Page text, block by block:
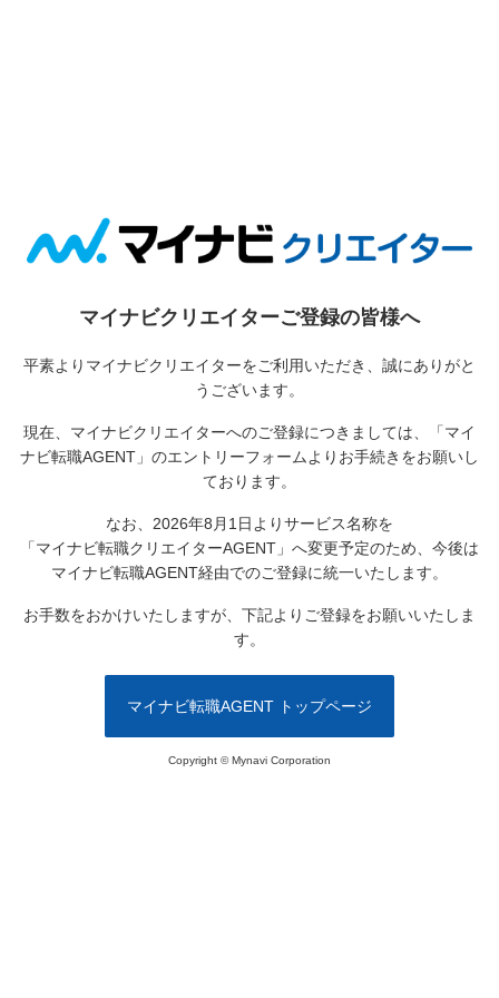
マイナビクリエイターご登録の皆様へ
平素よりマイナビクリエイターをご利用いただき、誠にありがと
うございます。
現在、マイナビクリエイターへのご登録につきましては、
「マイ
ナビ転職AGENT」のエントリーフォームよりお手続きをお願いし
ております。
なお、2026年8月1日よりサービス名称を
「マイナビ転職クリエイターAGENT」へ変更予定のため、 今後は
マイナビ転職AGENT経由でのご登録に統一いたします。
お手数をおかけいたしますが、下記よりご登録をお願いいたしま
す。
マイナビ転職AGENT トップページ
Copyright © Mynavi Corporation